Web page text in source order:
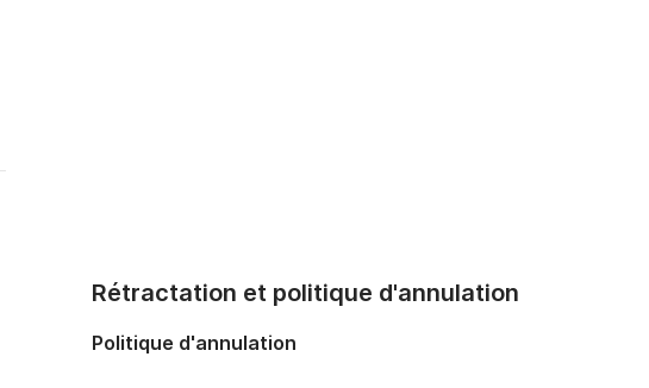
Rétractation et politique d'annulation
Politique d'annulation